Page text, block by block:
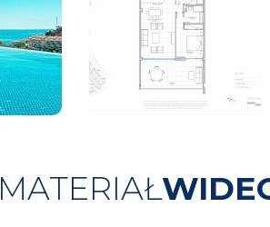
MATERIAŁ